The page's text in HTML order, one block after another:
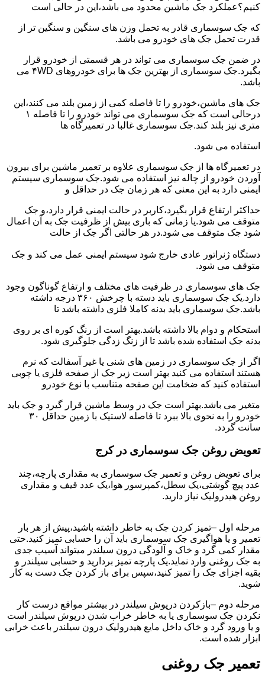
کنیم؟عملکرد جک ماشین محدود می باشد،این در حالی است
که جک سوسماری قادر به تحمل وزن های سنگین و سنگین تر از
قدرت تحمل جک های خودرو می باشد.
در ضمن جک سوسماری می تواند در هر قسمتی از خودرو قرار
بگیرد.جک سوسماری از بهترین جک ها برای خودروهای ۴WD می
باشد.
جک های ماشین،خودرو را تا فاصله کمی از زمین بلند می کنند،این
درحالی است که جک سوسماری می تواند خودرو را تا فاصله ۱
متری نیز بلند کند.جک سوسماری غالبا در تعمیرگاه ها
استفاده می شود.
در تعمیرگاه ها از جک سوسماری علاوه بر تعمیر ماشین برای بیرون
آوردن خودرو از چاله نیز استفاده می شود.جک سوسماری سیستم
ایمنی دارد به این معنی که هر زمان جک در حداقل و
حداکثر ارتفاع قرار بگیرد،کاربر در حالت ایمنی قرار دارد،و جک
متوقف می شود.یا زمانی که باری بیش از ظرفیت جک به آن اعمال
شود جک متوقف می شود.در هر حالتی اگر جک از حالت
دستگاه ژنراتور عادی خارج شود سیستم ایمنی عمل می کند و جک
متوقف می شود.
جک های سوسماری در ظرفیت های مختلف و ارتفاع گوناگون وجود
دارد.یک جک سوسماری باید دسته با چرخش ۳۶۰ درجه داشته
باشد.جک سوسماری باید بدنه کاملا فلزی داشته باشد تا
استحکام و دوام بالا داشته باشد.بهتر است از رنگ کوره ای بر روی
بدنه جک استفاده شده باشد تا از زنگ زدگی جلوگیری شود.
اگر از جک سوسماری در زمین های شنی یا غیر آسفالت که نرم
هستند استفاده می کنید بهتر است زیر جک از صفحه فلزی یا چوبی
استفاده کنید که ضخامت این صفحه متناسب با نوع خودرو
متغیر می باشد.بهتر است جک در وسط ماشین قرار گیرد و جک باید
خودرو را به نحوی بالا ببرد تا فاصله لاستیک با زمین حداقل ۳۰
سانت گردد.
تعویض روغن جک سوسماری در کرج
برای تعویض روغن و تعمیر جک سوسماری به مقداری پارچه،چند
عدد پیچ گوشتی،یک سطل،کمپرسور هوا،یک عدد قیف و مقداری
روغن هیدرولیک نیاز دارید.
مرحله اول –تمیز کردن جک به خاطر داشته باشید،پیش از هر بار
تعمیر و یا هواگیری جک سوسماری باید آن را حسابی تمیز کنید.حتی
مقدار کمی گرد و خاک و آلودگی درون سیلندر میتواند آسیب جدی
به جک روغنی وارد نماید.یک پارچه تمیز بردارید و حسابی سیلندر و
بقیه اجزای جک را تمیز کنید،سپس برای باز کردن جک دست به کار
شوید.
مرحله دوم –بازکردن درپوش سیلندر در بیشتر مواقع درست کار
نکردن جک سوسماری یا به خاطر خراب شدن درپوش سیلندر است
و یا ورود گرد و خاک داخل مایع هیدرولیک درون سیلندر باعث خرابی
ابزار شده است.
تعمیر جک روغنی